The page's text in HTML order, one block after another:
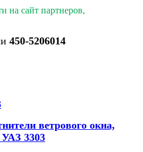
на сайт партнеров,
450-5206014
ветрового окна,
3303